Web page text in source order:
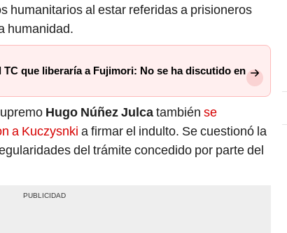
humanitarios al estar referidas a prisioneros
humanidad.
que liberaría a Fujimori: No se ha discutido en
Hugo Núñez Julcatambién se
a Kuczysnki a firmar el indulto. Se cuestionó la
del trámite concedido por parte del